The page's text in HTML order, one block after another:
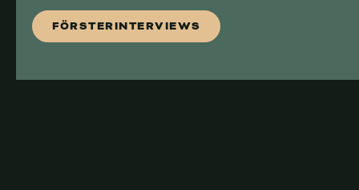
FÖRSTERINTERVIEWS